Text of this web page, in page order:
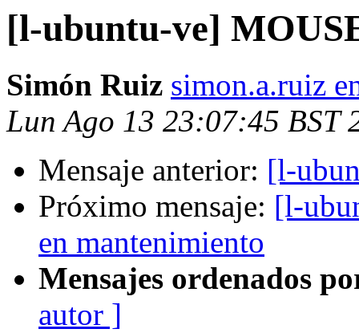
[l-ubuntu-ve]
Simón Ruiz simon.a.ruiz
Lun Ago 13 23:07:45 BST
Mensaje anterior: [l-
Próximo mensaje: [l-
en mantenimiento
Mensajes ordenados
autor ]